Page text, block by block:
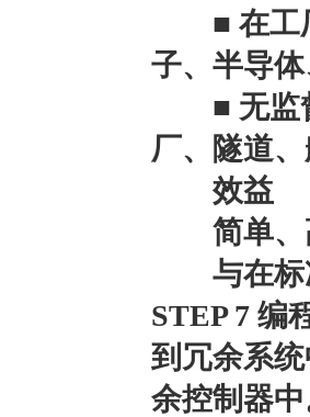
■ 在工厂
子、半导
■ 无监督
厂、隧道
效益
简单、
与在标准
STEP 7 编
到冗余系
余控制器